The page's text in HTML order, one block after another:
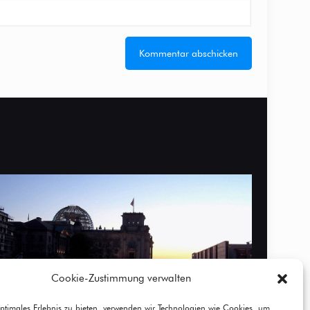
Cookie-Zustimmung verwalten
Erlebnis zu bieten, verwenden wir Technologien wie Cookies, um